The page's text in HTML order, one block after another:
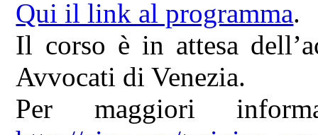
Qui il link al programma.
Il corso è in attesa
Avvocati di Venezia.
Per maggiori